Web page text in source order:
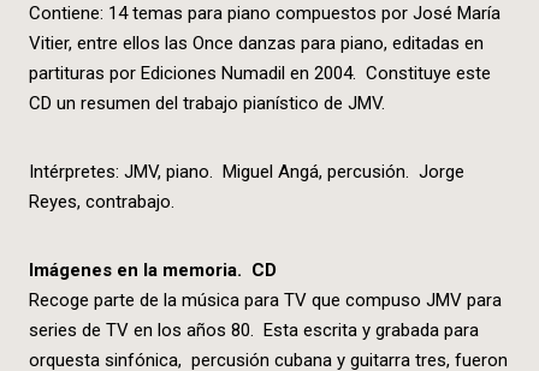
Contiene: 14 temas para piano compuestos por José María
Vitier, entre ellos las Once danzas para piano, editadas en
partituras por Ediciones Numadil en 2004. Constituye este
CD un resumen del trabajo pianístico de JMV.
Intérpretes: JMV, piano. Miguel Angá, percusión. Jorge
Reyes, contrabajo.
Imágenes en la memoria. CD
Recoge parte de la música para TV que compuso JMV para
series de TV en los años 80. Esta escrita y grabada para
orquesta sinfónica, percusión cubana y guitarra tres, fueron